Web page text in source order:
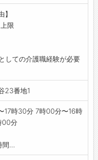
】
限
しての介護職経験が必要
23番地1
17時30分 7時00分〜16時
00分
間...